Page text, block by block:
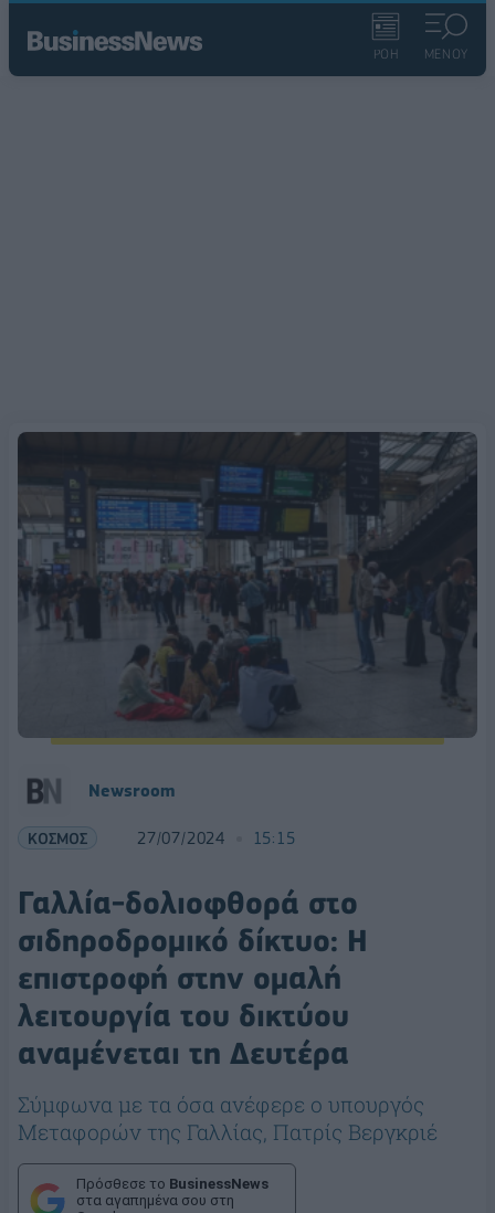
ΡΟΗ ΜΕΝΟΥ
Newsroom
ΚΟΣΜΟΣ 27/07/2024 15:15
Γαλλία-δολιοφθορά στο
σιδηροδρομικό δίκτυο: Η
επιστροφή στην ομαλή
λειτουργία του δικτύου
αναμένεται τη Δευτέρα
Σύμφωνα με τα όσα ανέφερε ο υπουργός
Μεταφορών της Γαλλίας, Πατρίς Βεργκριέ
Πρόσθεσε το BusinessNews
στα αγαπημένα σου στη